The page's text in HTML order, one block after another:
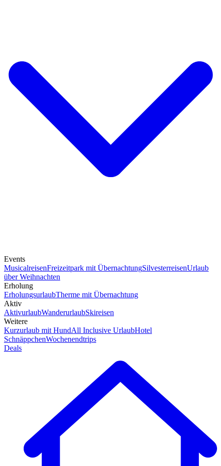
Events
MusicalreisenFreizeitpark mit ÜbernachtungSilvesterreisenUrlaub
über Weihnachten
Erholung
ErholungsurlaubTherme mit Übernachtung
Aktiv
AktivurlaubWanderurlaubSkireisen
Weitere
Kurzurlaub mit HundAll Inclusive UrlaubHotel
SchnäppchenWochenendtrips
Deals